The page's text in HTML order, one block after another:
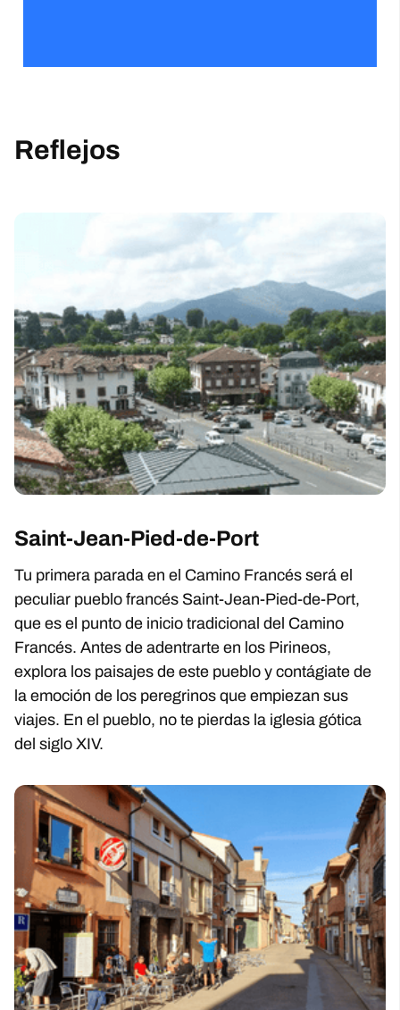
Reflejos
Saint-Jean-Pied-de-Port
Tu primera parada en el Camino Francés será el
peculiar pueblo francés Saint-Jean-Pied-de-Port,
que es el punto de inicio tradicional del Camino
Francés. Antes de adentrarte en los Pirineos,
explora los paisajes de este pueblo y contágiate de
la emoción de los peregrinos que empiezan sus
viajes. En el pueblo, no te pierdas la iglesia gótica
del siglo XIV.